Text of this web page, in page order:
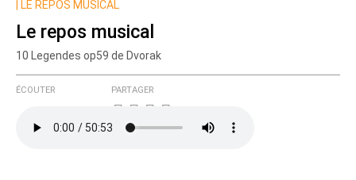
LE REPOS MUSICAL
Le repos musical
10 Legendes op59 de Dvorak
ÉCOUTER PARTAGER